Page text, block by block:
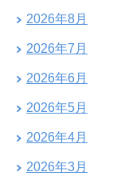
2026年8月
2026年7月
2026年6月
2026年5月
2026年4月
2026年3月